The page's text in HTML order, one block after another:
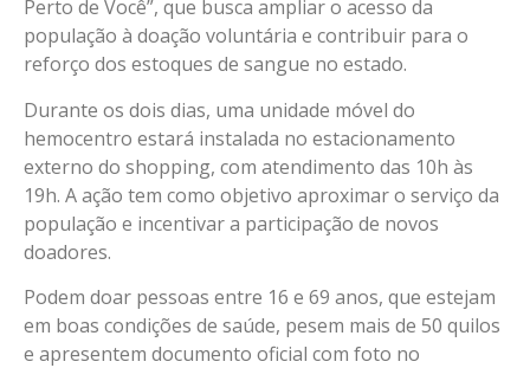
Perto de Você”, que busca ampliar o acesso da
população à doação voluntária e contribuir para o
reforço dos estoques de sangue no estado.
Durante os dois dias, uma unidade móvel do
hemocentro estará instalada no estacionamento
externo do shopping, com atendimento das 10h às
19h. A ação tem como objetivo aproximar o serviço da
população e incentivar a participação de novos
doadores.
Podem doar pessoas entre 16 e 69 anos, que estejam
em boas condições de saúde, pesem mais de 50 quilos
e apresentem documento oficial com foto no